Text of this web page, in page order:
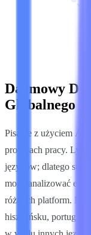
Darmowy
Globalnego
Pisanie z użyciem AI
procesach pracy.
języków; dlatego
mogą analizować
różnych platform.
hiszpańsku,